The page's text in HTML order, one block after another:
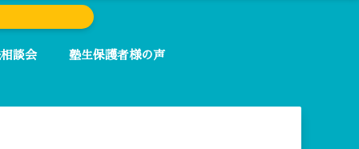
談会 塾生保護者様の声